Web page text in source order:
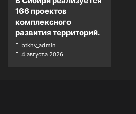
166 проектов
комплексного
развития территорий.
btkhv_admin
4 августа 2026